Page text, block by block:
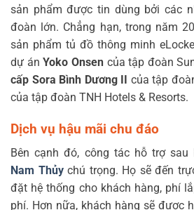
sản phẩm được tin dùng bởi các
đoàn lớn. Chẳng hạn, trong năm
sản phẩm tủ đồ thông minh
dự ánYoko Onsencủa tập đoàn
cấp Sora Bình Dương II của tập
của tập đoàn TNH Hotels & Resorts.
Dịch vụ hậu mãi chu đáo
Bên cạnh đó, công tác hỗ trợ
Nam Thủychú trọng. Họ sẽ đến
đặt hệ thống cho khách hàng, phí
phí. Hơn nữa, khách hàng sẽ được